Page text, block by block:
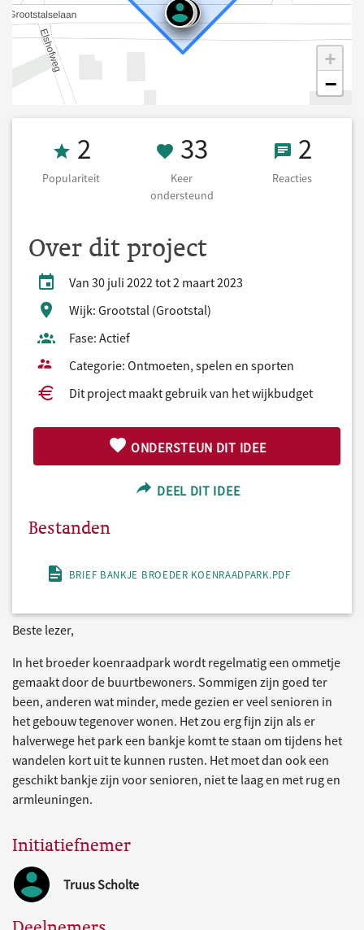
+
−
Populariteit 2
2
Populariteit
33 Keer
33
Keer
ondersteund
2 2
Reacties
Over dit project
Van 30 juli 2022 tot 2 maart 2023
Wijk: Grootstal (Grootstal)
Fase: Actief
Categorie: Ontmoeten, spelen en sporten
Dit project maakt gebruik van het wijkbudget
ONDERSTEUN DIT IDEE
DEEL DIT IDEE
Bestanden
BRIEF BANKJE BROEDER KOENRAADPARK.PDF
Beste lezer,
In het broeder koenraadpark wordt regelmatig een ommetje
gemaakt door de buurtbewoners. Sommigen zijn goed ter
been, anderen wat minder, mede gezien er veel senioren in
het gebouw tegenover wonen. Het zou erg fijn zijn als er
halverwege het park een bankje komt te staan om tijdens het
wandelen kort uit te kunnen rusten. Het moet dan ook een
geschikt bankje zijn voor senioren, niet te laag en met rug en
armleuningen.
Initiatiefnemer
Truus Scholte